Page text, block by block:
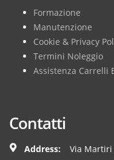
Formazione
Manutenzione
Cookie & Privacy
Termini Noleggio
Assistenza Carrelli
Contatti
Address:
Via Martiri